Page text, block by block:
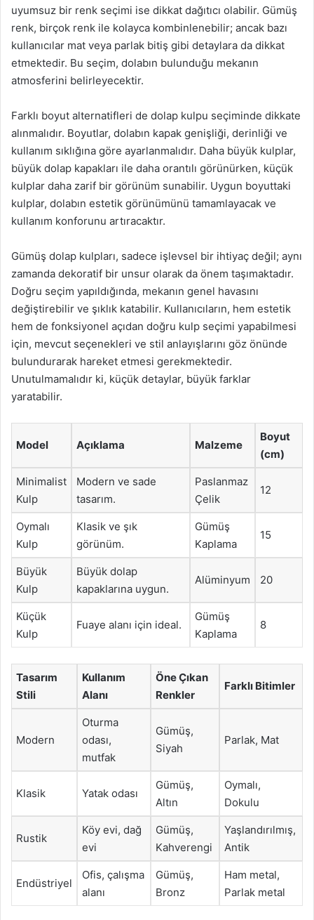
uyumsuz bir renk seçimi ise dikkat dağıtıcı olabilir. Gümüş
renk, birçok renk ile kolayca kombinlenebilir; ancak bazı
kullanıcılar mat veya parlak bitiş gibi detaylara da dikkat
etmektedir. Bu seçim, dolabın bulunduğu mekanın
atmosferini belirleyecektir.
Farklı boyut alternatifleri de dolap kulpu seçiminde dikkate
alınmalıdır. Boyutlar, dolabın kapak genişliği, derinliği ve
kullanım sıklığına göre ayarlanmalıdır. Daha büyük kulplar,
büyük dolap kapakları ile daha orantılı görünürken, küçük
kulplar daha zarif bir görünüm sunabilir. Uygun boyuttaki
kulplar, dolabın estetik görünümünü tamamlayacak ve
kullanım konforunu artıracaktır.
Gümüş dolap kulpları, sadece işlevsel bir ihtiyaç değil; aynı
zamanda dekoratif bir unsur olarak da önem taşımaktadır.
Doğru seçim yapıldığında, mekanın genel havasını
değiştirebilir ve şıklık katabilir. Kullanıcıların, hem estetik
hem de fonksiyonel açıdan doğru kulp seçimi yapabilmesi
için, mevcut seçenekleri ve stil anlayışlarını göz önünde
bulundurarak hareket etmesi gerekmektedir.
Unutulmamalıdır ki, küçük detaylar, büyük farklar
yaratabilir.
Model Açıklama Malzeme
Boyut
(cm)
Minimalist
Kulp
Modern ve sade
tasarım.
Paslanmaz
Çelik
12
Oymalı
Kulp
Klasik ve şık
görünüm.
Gümüş
Kaplama
15
Büyük
Kulp
Büyük dolap
kapaklarına uygun.
Alüminyum 20
Küçük
Kulp
Fuaye alanı için ideal.
Gümüş
Kaplama
8
Tasarım
Stili
Kullanım
Alanı
Öne Çıkan
Renkler
Farklı Bitimler
Modern
Oturma
odası,
mutfak
Gümüş,
Siyah
Parlak, Mat
Klasik Yatak odası
Gümüş,
Altın
Oymalı,
Dokulu
Rustik
Köy evi, dağ
evi
Gümüş,
Kahverengi
Yaşlandırılmış,
Antik
Endüstriyel
Ofis, çalışma
alanı
Gümüş,
Bronz
Ham metal,
Parlak metal